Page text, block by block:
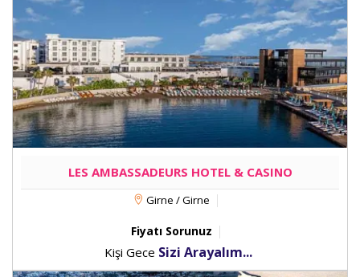
LES AMBASSADEURS HOTEL & CASINO
Girne / Girne
Fiyatı Sorunuz
Kişi Gece Sizi Arayalım...